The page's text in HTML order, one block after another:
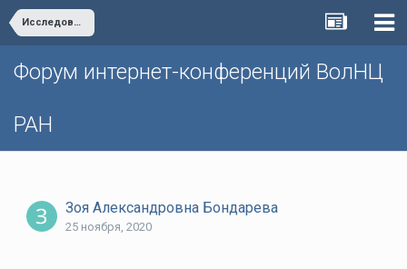
Исследование значения прибыли в современной экономике
Форум интернет-конференций ВолНЦ
РАН
Зоя Александровна Бондарева
25 ноября, 2020